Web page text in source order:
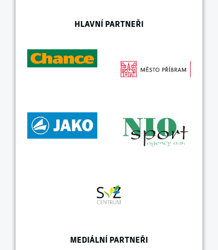
HLAVNÍ PARTNEŘI
MEDIÁLNÍ PARTNEŘI